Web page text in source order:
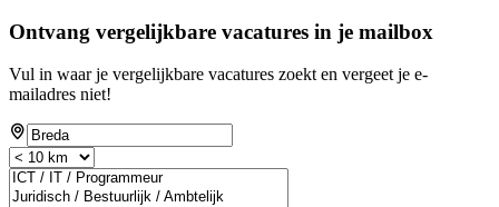
Ontvang vergelijkbare vacatures in je mailbox
Vul in waar je vergelijkbare vacatures zoekt en vergeet je e-
mailadres niet!